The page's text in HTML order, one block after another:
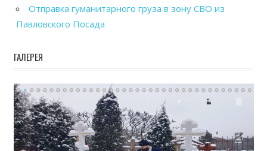
Отправка гуманитарного груза в зону СВО из
Павловского Посада
ГАЛЕРЕЯ